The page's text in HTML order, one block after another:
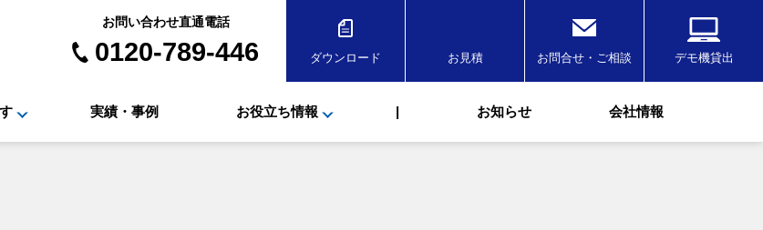
お問い合わせ直通電話
0120-789-446 ダウンロード お見積 お問合せ・ご相談 デモ機貸出
実績・事例 お役立ち情報 | お知らせ 会社情報